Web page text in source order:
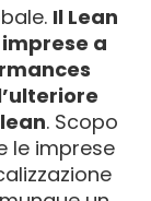
Il Lean
a
. Scopo
le imprese